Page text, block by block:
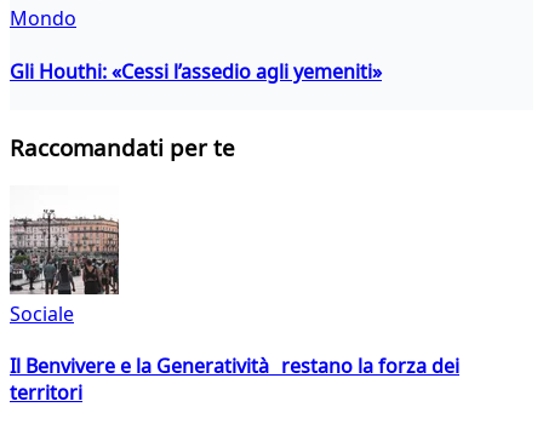
Mondo
Gli Houthi: «Cessi l’assedio agli yemeniti»
Raccomandati per te
Sociale
Il Benvivere e la Generatività restano la forza dei
territori